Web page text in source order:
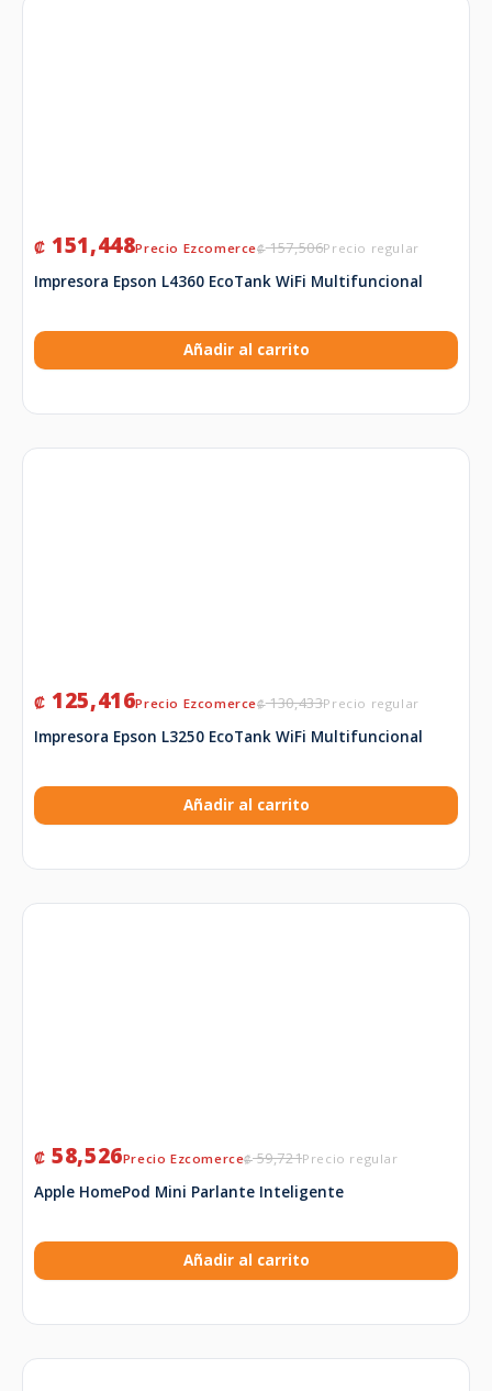
₡157,506
₡ 151,448
Impresora Epson L4360 EcoTank WiFi Multifuncional
Añadir al carrito
₡130,433
₡ 125,416
Impresora Epson L3250 EcoTank WiFi Multifuncional
Añadir al carrito
₡59,721
₡ 58,526
Apple HomePod Mini Parlante Inteligente
Añadir al carrito